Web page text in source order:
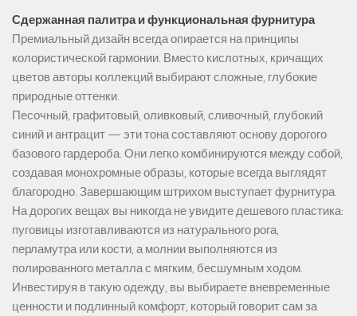
Сдержанная палитра и функциональная фурнитура
Премиальный дизайн всегда опирается на принципы
колористической гармонии. Вместо кислотных, кричащих
цветов авторы коллекций выбирают сложные, глубокие
природные оттенки.
Песочный, графитовый, оливковый, сливочный, глубокий
синий и антрацит — эти тона составляют основу дорогого
базового гардероба. Они легко комбинируются между собой,
создавая монохромные образы, которые всегда выглядят
благородно. Завершающим штрихом выступает фурнитура.
На дорогих вещах вы никогда не увидите дешевого пластика:
пуговицы изготавливаются из натурального рога,
перламутра или кости, а молнии выполняются из
полированного металла с мягким, бесшумным ходом.
Инвестируя в такую одежду, вы выбираете вневременные
ценности и подлинный комфорт, который говорит сам за